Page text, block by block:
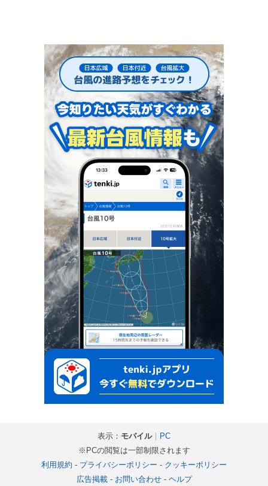
表示： モバイル｜ PC
※PCの閲覧は一部制限されます
利用規約 - プライバシーポリシー - クッキーポリシー
広告掲載- お問い合わせ- ヘルプ